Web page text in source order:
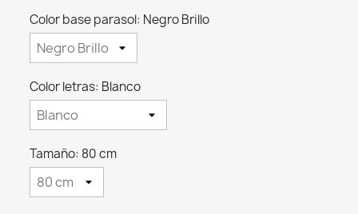
Color base parasol: Negro Brillo
Color letras: Blanco
Tamaño: 80 cm